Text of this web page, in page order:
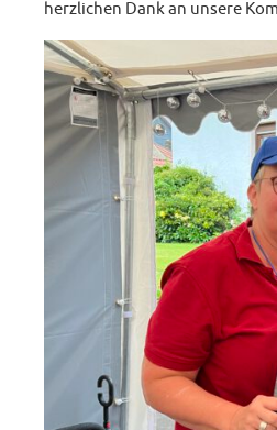
herzlichen Dank an unsere